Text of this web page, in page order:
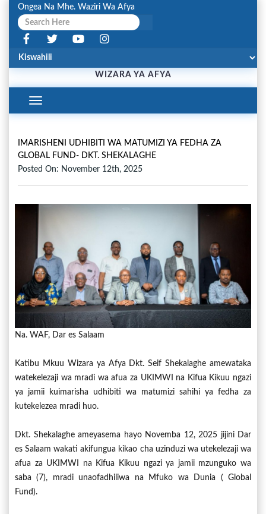
Ongea Na Mhe. Waziri Wa Afya
WIZARA YA AFYA
Toggle
Navigation
IMARISHENI UDHIBITI WA MATUMIZI YA FEDHA ZA
GLOBAL FUND- DKT. SHEKALAGHE
Posted On: November 12th, 2025
Na. WAF, Dar es Salaam
Katibu Mkuu Wizara ya Afya Dkt. Seif Shekalaghe amewataka
watekelezaji wa mradi wa afua za UKIMWI na Kifua Kikuu ngazi
ya jamii kuimarisha udhibiti wa matumizi sahihi ya fedha za
kutekelezea mradi huo.
Dkt. Shekalaghe ameyasema hayo Novemba 12, 2025 jijini Dar
es Salaam wakati akifungua kikao cha uzinduzi wa utekelezaji wa
afua za UKIMWI na Kifua Kikuu ngazi ya jamii mzunguko wa
saba (7), mradi unaofadhiliwa na Mfuko wa Dunia ( Global
Fund).